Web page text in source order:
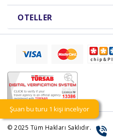
OTELLER
© 2025 Tüm Hakları Saklıdır.
Şuan bu turu 1 kişi inceliyor